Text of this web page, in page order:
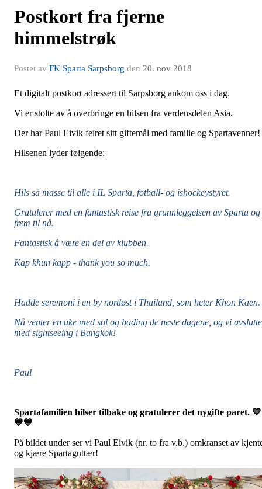
Postkort fra fjerne
himmelstrøk
Postet av FK Sparta Sarpsborg den 20. nov 2018
Et digitalt postkort adressert til Sarpsborg ankom oss i dag.
Vi er stolte av å overbringe en hilsen fra verdensdelen Asia.
Der har Paul Eivik feiret sitt giftemål med familie og Spartavenner!
Hilsenen lyder følgende:
Hils så masse til alle i IL Sparta, fotball- og ishockeystyret.
Gratulerer med en fantastisk reise fra grunnleggelsen av Sparta og
frem til nå.
Fantastisk å være en del av klubben.
Kap khun kapp - thank you so much.
Hadde seremoni i en by nordøst i Thailand, som heter Khon Kaen.
Nå venter en uke med sol og bading de neste dagene, og vi
med sightseeing i Bangkok!
Paul
Spartafamilien hilser tilbake og gratulerer det nygifte paret. 💙
💙💙
På bildet under ser vi Paul Eivik (nr. to fra v.b.) omkranset av
og kjære Spartaguttær!